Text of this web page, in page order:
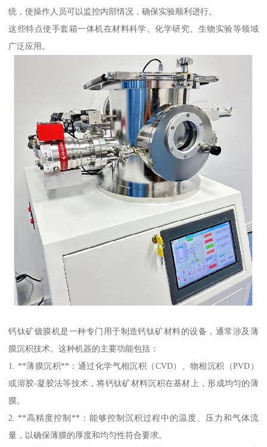
统，使操作人员可以监控内部情况，确保实验顺利进行。
这些特点使手套箱一体机在材料科学、化学研究、生物实验等领域
广泛应用。
钙钛矿镀膜机是一种专门用于制造钙钛矿材料的设备，通常涉及薄
膜沉积技术。这种机器的主要功能包括：
1. **薄膜沉积**：通过化学气相沉积（CVD）、物相沉积（PVD）
或溶胶-凝胶法等技术，将钙钛矿材料沉积在基材上，形成均匀的薄
膜。
2. **高精度控制**：能够控制沉积过程中的温度、压力和气体流
量，以确保薄膜的厚度和均匀性符合要求。